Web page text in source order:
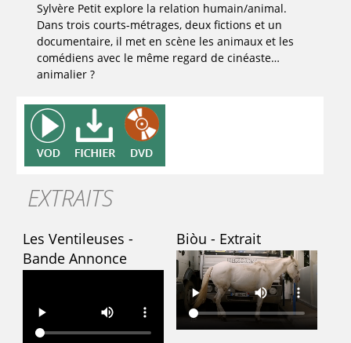
Sylvère Petit explore la relation humain/animal.
Dans trois courts-métrages, deux fictions et un
documentaire, il met en scène les animaux et les
comédiens avec le même regard de cinéaste…
animalier ?
EXTRAITS
Les Ventileuses -
Bande Annonce
Biòu - Extrait